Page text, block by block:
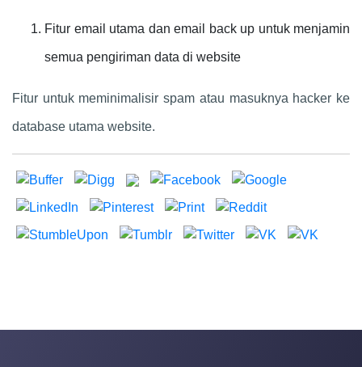
Fitur email utama dan email back up untuk menjamin
semua pengiriman data di website
Fitur untuk meminimalisir spam atau masuknya hacker ke
database utama website.